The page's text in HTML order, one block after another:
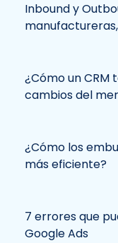
Inbound y
¿Cómo un CRM
cambios del
¿Cómo los
más eficiente?
7 errores que
Google Ads